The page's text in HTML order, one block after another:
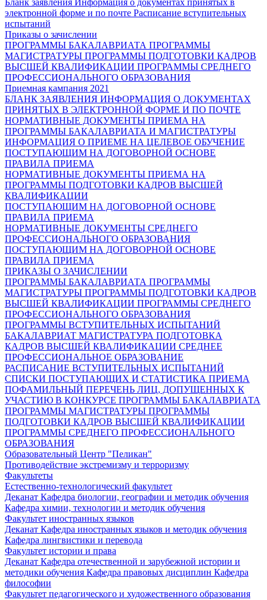
электронной форме и по почте Расписание вступительных
испытаний
Приказы о зачислении
ПРОГРАММЫ БАКАЛАВРИАТА ПРОГРАММЫ
МАГИСТРАТУРЫ ПРОГРАММЫ ПОДГОТОВКИ КАДРОВ
ВЫСШЕЙ КВАЛИФИКАЦИИ ПРОГРАММЫ СРЕДНЕГО
ПРОФЕССИОНАЛЬНОГО ОБРАЗОВАНИЯ
Приемная кампания 2021
БЛАНК ЗАЯВЛЕНИЯ ИНФОРМАЦИЯ О ДОКУМЕНТАХ
ПРИНЯТЫХ В ЭЛЕКТРОННОЙ ФОРМЕ И ПО ПОЧТЕ
НОРМАТИВНЫЕ ДОКУМЕНТЫ ПРИЕМА НА
ПРОГРАММЫ БАКАЛАВРИАТА И МАГИСТРАТУРЫ
ИНФОРМАЦИЯ О ПРИЕМЕ НА ЦЕЛЕВОЕ ОБУЧЕНИЕ
ПОСТУПАЮЩИМ НА ДОГОВОРНОЙ ОСНОВЕ
ПРАВИЛА ПРИЕМА
НОРМАТИВНЫЕ ДОКУМЕНТЫ ПРИЕМА НА
ПРОГРАММЫ ПОДГОТОВКИ КАДРОВ ВЫСШЕЙ
КВАЛИФИКАЦИИ
ПОСТУПАЮЩИМ НА ДОГОВОРНОЙ ОСНОВЕ
ПРАВИЛА ПРИЕМА
НОРМАТИВНЫЕ ДОКУМЕНТЫ СРЕДНЕГО
ПРОФЕССИОНАЛЬНОГО ОБРАЗОВАНИЯ
ПОСТУПАЮЩИМ НА ДОГОВОРНОЙ ОСНОВЕ
ПРАВИЛА ПРИЕМА
ПРИКАЗЫ О ЗАЧИСЛЕНИИ
ПРОГРАММЫ БАКАЛАВРИАТА ПРОГРАММЫ
МАГИСТРАТУРЫ ПРОГРАММЫ ПОДГОТОВКИ КАДРОВ
ВЫСШЕЙ КВАЛИФИКАЦИИ ПРОГРАММЫ СРЕДНЕГО
ПРОФЕССИОНАЛЬНОГО ОБРАЗОВАНИЯ
ПРОГРАММЫ ВСТУПИТЕЛЬНЫХ ИСПЫТАНИЙ
БАКАЛАВРИАТ МАГИСТРАТУРА ПОДГОТОВКА
КАДРОВ ВЫСШЕЙ КВАЛИФИКАЦИИ СРЕДНЕЕ
ПРОФЕССИОНАЛЬНОЕ ОБРАЗОВАНИЕ
РАСПИСАНИЕ ВСТУПИТЕЛЬНЫХ ИСПЫТАНИЙ
СПИСКИ ПОСТУПАЮЩИХ И СТАТИСТИКА ПРИЕМА
ПОФАМИЛЬНЫЙ ПЕРЕЧЕНЬ ЛИЦ, ДОПУЩЕННЫХ К
УЧАСТИЮ В КОНКУРСЕ ПРОГРАММЫ БАКАЛАВРИАТА
ПРОГРАММЫ МАГИСТРАТУРЫ ПРОГРАММЫ
ПОДГОТОВКИ КАДРОВ ВЫСШЕЙ КВАЛИФИКАЦИИ
ПРОГРАММЫ СРЕДНЕГО ПРОФЕССИОНАЛЬНОГО
ОБРАЗОВАНИЯ
Образовательный Центр "Пеликан"
Противодействие экстремизму и терроризму
Факультеты
Естественно-технологический факультет
Деканат Кафедра биологии, географии и методик обучения
Кафедра химии, технологии и методик обучения
Факультет иностранных языков
Деканат Кафедра иностранных языков и методик обучения
Кафедра лингвистики и перевода
Факультет истории и права
Деканат Кафедра отечественной и зарубежной истории и
методики обучения Кафедра правовых дисциплин Кафедра
философии
Факультет педагогического и художественного образования